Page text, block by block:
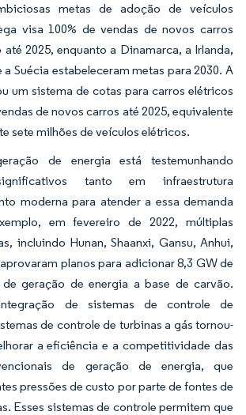
metas de adoção de veículos
visa 100% de vendas de novos carros
2025, enquanto a Dinamarca, a Irlanda,
a Suécia estabeleceram metas para 2030. A
um sistema de cotas para carros elétricos
de novos carros até 2025, equivalente
sete milhões de veículos elétricos.
de energia está testemunhando
tanto em infraestrutura
moderna para atender a essa demanda
em fevereiro de 2022, múltiplas
incluindo Hunan, Shaanxi, Gansu, Anhui,
planos para adicionar 8,3 GW de
geração de energia a base de carvão.
de sistemas de controle de
de controle de turbinas a gás tornou-
a eficiência e a competitividade das
de geração de energia, que
pressões de custo por parte de fontes de
Esses sistemas de controle permitem que